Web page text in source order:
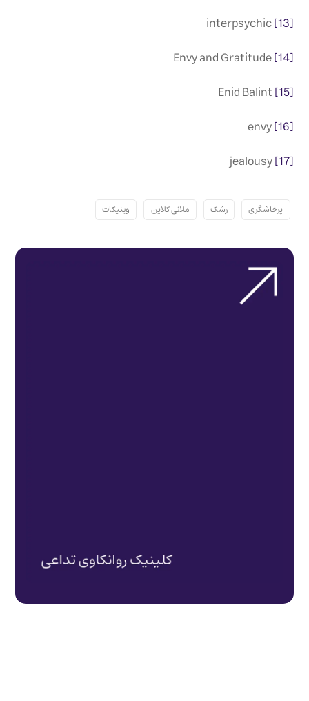
[13]
interpsychic
[14]
Envy and Gratitude
[15]
[16]
envy
[17]
jealousy
پرخاشگری رشک ملانی کلاین وینیکات